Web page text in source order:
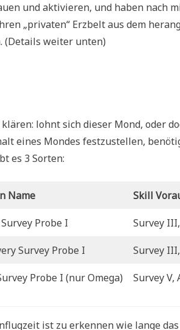
und aktivieren, und haben nach
„privaten“ Erzbelt aus dem
(Details weiter unten)
lohnt sich dieser Mond, oder
eines Mondes festzustellen,
es 3 Sorten:
Name Skill
Probe I Survey
Survey Probe I Survey
Probe I (nur Omega) Survey V,
ist zu erkennen wie lange